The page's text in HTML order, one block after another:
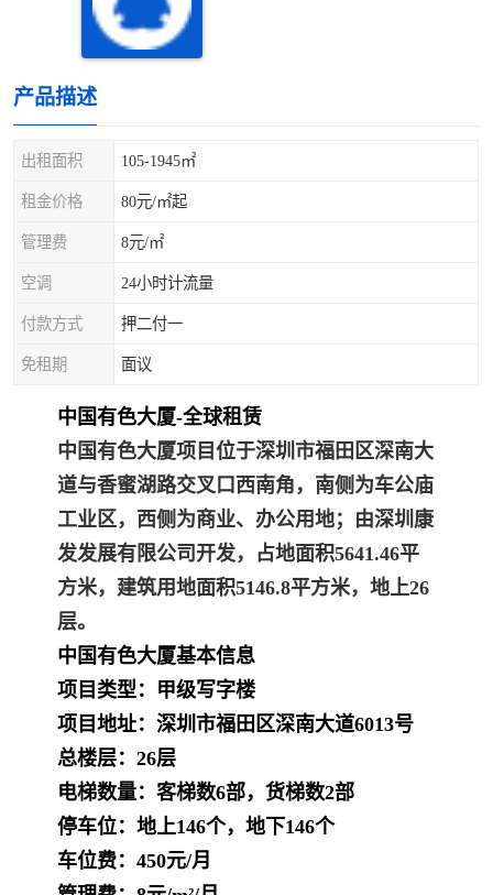
产品描述
出租面积 105-1945㎡
租金价格 80元/㎡起
管理费 8元/㎡
空调 24小时计流量
付款方式 押二付一
免租期 面议
中国有色大厦-全球租赁
中国有色大厦项目位于深圳市福田区深南大
道与香蜜湖路交叉口西南角，南侧为车公庙
工业区，西侧为商业、办公用地；由深圳康
发发展有限公司开发，占地面积5641.46平
方米，建筑用地面积5146.8平方米，地上26
层。
中国有色大厦基本信息
项目类型：甲级写字楼
项目地址：深圳市福田区深南大道6013号
总楼层：26层
电梯数量：客梯数6部，货梯数2部
停车位：地上146个，地下146个
车位费：450元/月
龙岗区
光明区
龙华观澜